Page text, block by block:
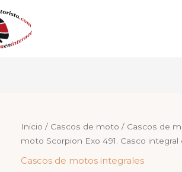
Inicio / Cascos de moto / Cascos de
moto Scorpion Exo 491. Casco integral
Cascos de motos integrales